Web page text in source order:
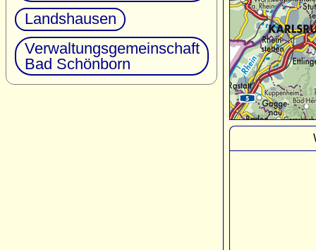
Landshausen
Verwaltungsgemeinschaft
Bad Schönborn